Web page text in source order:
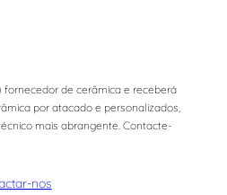
fornecedor de cerâmica e receberá
por atacado e personalizados,
mais abrangente. Contacte-
nos